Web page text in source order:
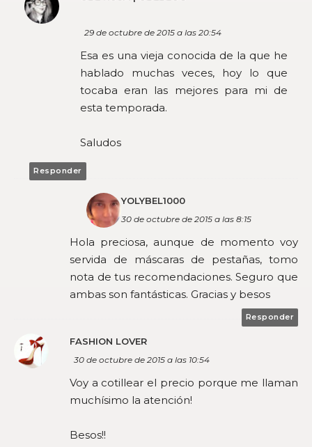
29 de octubre de 2015 a las 20:54
Esa es una vieja conocida de la que he
hablado muchas veces, hoy lo que
tocaba eran las mejores para mi de
esta temporada.
Saludos
Responder
YOLYBEL1000
30 de octubre de 2015 a las 8:15
Hola preciosa, aunque de momento voy
servida de máscaras de pestañas, tomo
nota de tus recomendaciones. Seguro que
ambas son fantásticas. Gracias y besos
Responder
FASHION LOVER
30 de octubre de 2015 a las 10:54
Voy a cotillear el precio porque me llaman
muchísimo la atención!
Besos!!